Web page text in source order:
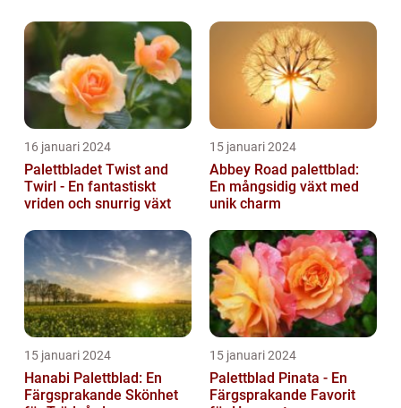
16 januari 2024
Palettbladet Twist and
Twirl - En fantastiskt
vriden och snurrig växt
15 januari 2024
Abbey Road palettblad:
En mångsidig växt med
unik charm
15 januari 2024
Hanabi Palettblad: En
Färgsprakande Skönhet
15 januari 2024
Palettblad Pinata - En
Färgsprakande Favorit